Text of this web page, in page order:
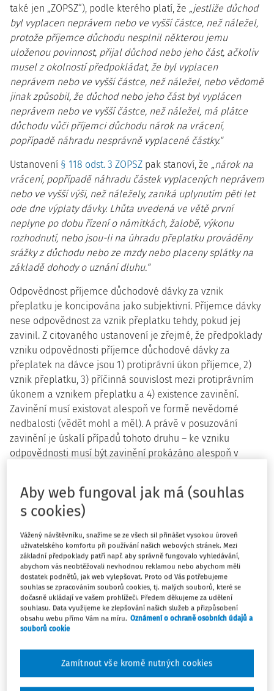
také jen „ZOPSZ“), podle kterého platí, že „jestliže důchod
byl vyplacen neprávem nebo ve vyšší částce, než náležel,
protože příjemce důchodu nesplnil některou jemu
uloženou povinnost, přijal důchod nebo jeho část, ačkoliv
musel z okolností předpokládat, že byl vyplacen
neprávem nebo ve vyšší částce, než náležel, nebo vědomě
jinak způsobil, že důchod nebo jeho část byl vyplácen
neprávem nebo ve vyšší částce, než náležel, má plátce
důchodu vůči příjemci důchodu nárok na vrácení,
popřípadě náhradu nesprávně vyplacené částky.“
Ustanovení § 118 odst. 3 ZOPSZ pak stanoví, že „nárok na
vrácení, popřípadě náhradu částek vyplacených neprávem
nebo ve vyšší výši, než náležely, zaniká uplynutím pěti let
ode dne výplaty dávky. Lhůta uvedená ve větě první
neplyne po dobu řízení o námitkách, žalobě, výkonu
rozhodnutí, nebo jsou-li na úhradu přeplatku prováděny
srážky z důchodu nebo ze mzdy nebo placeny splátky na
základě dohody o uznání dluhu.“
Odpovědnost příjemce důchodové dávky za vznik
přeplatku je koncipována jako subjektivní. Příjemce dávky
nese odpovědnost za vznik přeplatku tehdy, pokud jej
zavinil. Z citovaného ustanovení je zřejmé, že předpoklady
vzniku odpovědnosti příjemce důchodové dávky za
přeplatek na dávce jsou 1) protiprávní úkon příjemce, 2)
vznik přeplatku, 3) příčinná souvislost mezi protiprávním
úkonem a vznikem přeplatku a 4) existence zavinění.
Zavinění musí existovat alespoň ve formě nevědomé
nedbalosti (vědět mohl a měl). A právě v posuzování
zavinění je úskalí případů tohoto druhu – ke vzniku
odpovědnosti musí být zavinění prokázáno alespoň v
Judikatura Nejvyššího správního
soudu
Předmětné ustanovení vykládá Nejvyšší správní soud ve
své ustálené judikatuře tak, že obsahuje několikero
skutkových podstat upravujících situace, kdy je z různých
důvodů důchodová dávka vyplacena ve vyšší částce, než
by měla náležet. Konkrétně v rozsudku ze dne 26. 5. 2010,
čj. 3 Ads 35/2010-54, který ČSSZ často zmiňuje v
odůvodnění svých rozhodnutí, dospěl Nejvyšší správní
alespoň jedna musí být splněna pro vznik odpovědnosti za
přeplatek na důchodu (tj. „nesplnění uložené povinnosti“,
Aby web fungoval jak má (souhlas
s cookies)
Vážený návštěvníku, snažíme se ze všech sil přinášet vysokou úroveň
uživatelského komfortu při používání našich webových stránek. Mezi
základní předpoklady patří např. aby správně fungovalo vyhledávání,
abychom vás neobtěžovali nevhodnou reklamou nebo abychom měli
dostatek podnětů, jak web vylepšovat. Proto od Vás potřebujeme
souhlas se zpracováním souborů cookies, tj. malých souborů, které se
dočasně ukládají ve vašem prohlížeči. Předem děkujeme za udělení
souhlasu. Data využijeme ke zlepšování našich služeb a přizpůsobení
obsahu webu přímo Vám na míru. Oznámení o ochraně osobních údajů a
souborů cookie
Zamítnout vše kromě nutných cookies